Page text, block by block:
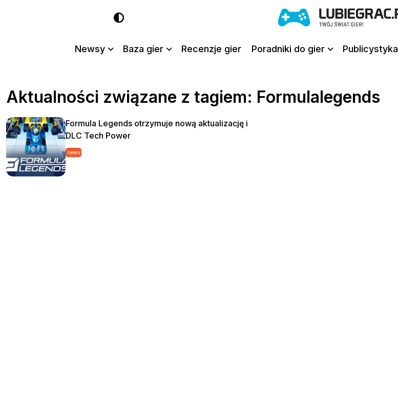
Newsy Baza gier Recenzje gier Poradniki do gier Publicystyka
Aktualności związane z tagiem: Formulalegends
Formula Legends otrzymuje nową aktualizację i
DLC Tech Power
news